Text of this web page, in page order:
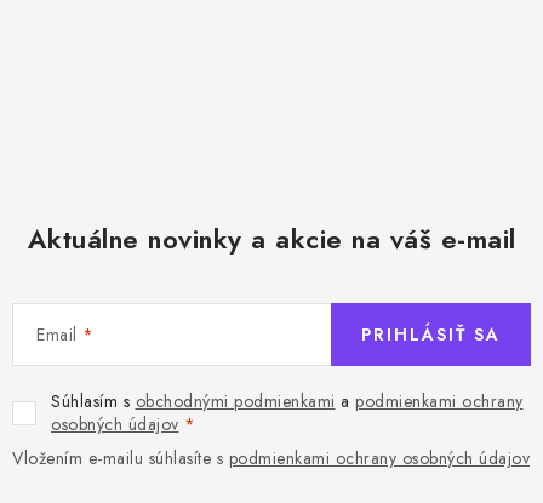
Aktuálne novinky a akcie na váš e-mail
Email
Súhlasím s obchodnými podmienkami a podmienkami ochrany
osobných údajov
Vložením e-mailu súhlasíte s podmienkami ochrany osobných údajov
PRIHLÁSIŤ SA